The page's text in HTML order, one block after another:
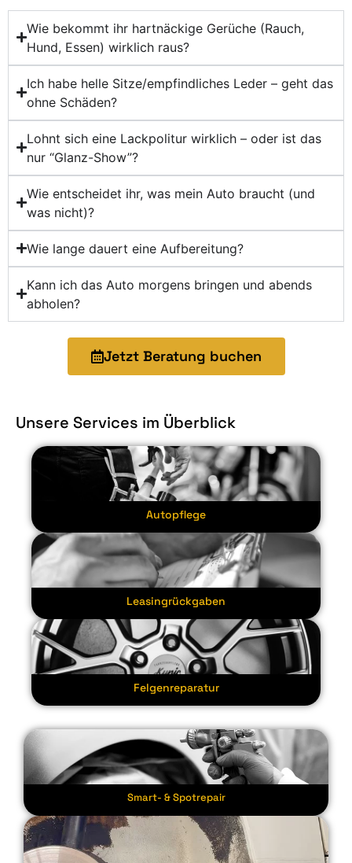
Wie bekommt ihr hartnäckige Gerüche (Rauch,
Hund, Essen) wirklich raus?
Ich habe helle Sitze/empfindliches Leder – geht das
ohne Schäden?
Lohnt sich eine Lackpolitur wirklich – oder ist das
nur “Glanz-Show”?
Wie entscheidet ihr, was mein Auto braucht (und
was nicht)?
Wie lange dauert eine Aufbereitung?
Kann ich das Auto morgens bringen und abends
abholen?
Jetzt Beratung buchen
Unsere Services im Überblick
Autopflege
Leasingrückgaben
Felgenreparatur
Smart- & Spotrepair